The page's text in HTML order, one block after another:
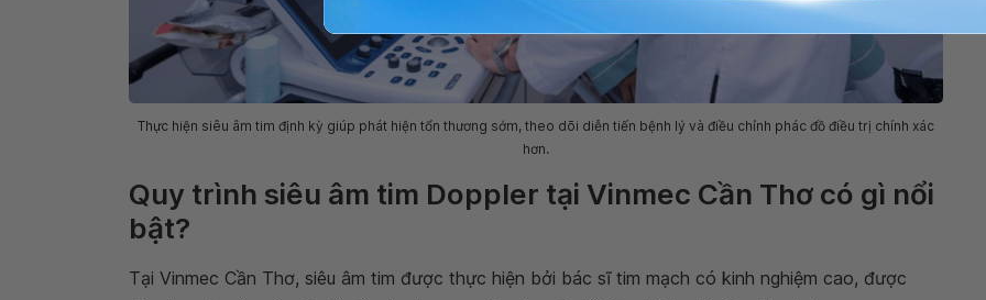
Thực hiện siêu âm tim định kỳ giúp phát hiện tổn thương sớm, theo dõi diễn tiến bệnh lý và điều chỉnh phác đồ điều trị chính xác
hơn.
Quy trình siêu âm tim Doppler tại Vinmec Cần Thơ có gì nổi
bật?
Tại Vinmec Cần Thơ, siêu âm tim được thực hiện bởi bác sĩ tim mạch có kinh nghiệm cao, được